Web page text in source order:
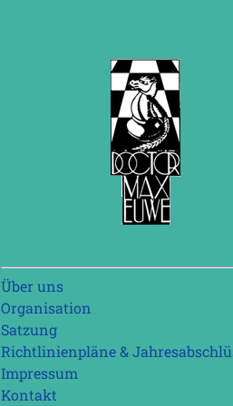
Navigation
überspringen
Über uns
Organisation
Satzung
Richtlinienpläne &
Impressum
Kontakt